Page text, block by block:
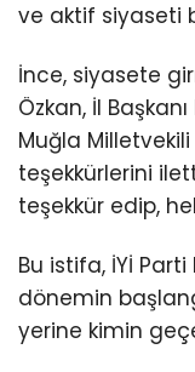
ve aktif siyaseti
İnce, siyasete
Özkan, İl
Muğla Milletvekili
teşekkürlerini
teşekkür edip,
Bu istifa, İYİ
dönemin
yerine kimin